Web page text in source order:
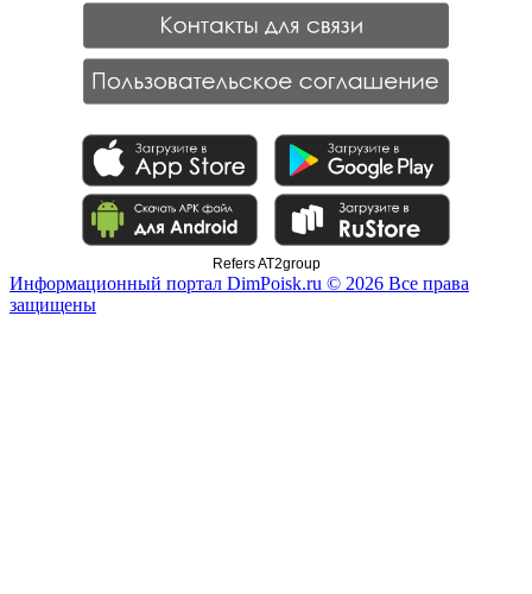
Refers AT2group
Информационный портал DimPoisk.ru © 2026 Все права
защищены